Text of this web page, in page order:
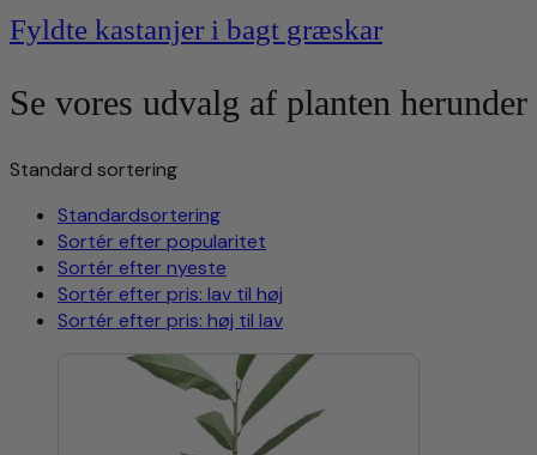
Fyldte kastanjer i bagt græskar
Se vores udvalg af planten herunder
Standard sortering
Standardsortering
Sortér efter popularitet
Sortér efter nyeste
Sortér efter pris: lav til høj
Sortér efter pris: høj til lav